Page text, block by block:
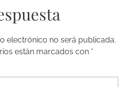
electrónico no será publicada.
están marcados con *